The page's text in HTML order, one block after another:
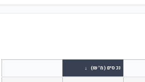
נכסים (מ' ₪) ↓